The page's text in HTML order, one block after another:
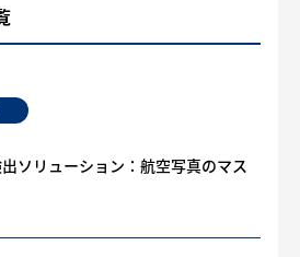
ソリューション：航空写真のマス